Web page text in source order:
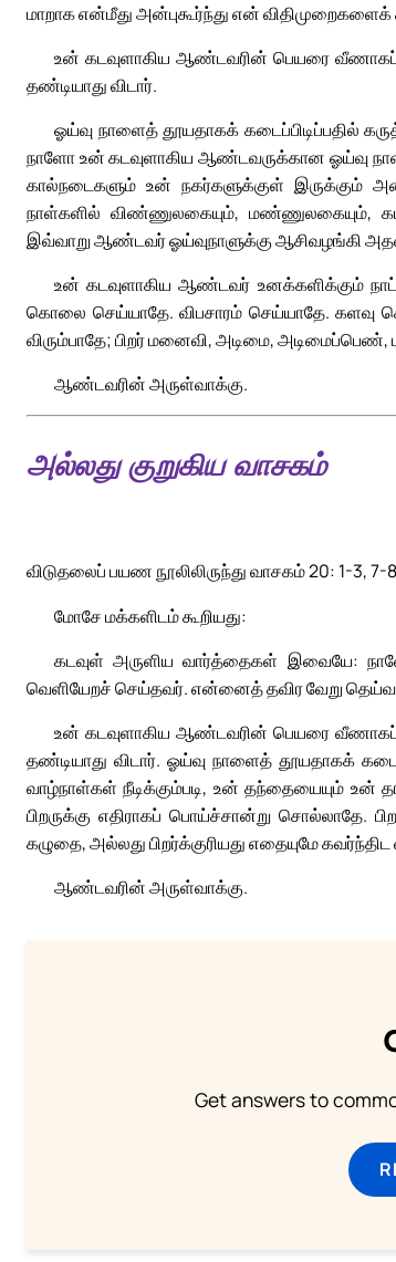
மாறாக என்மீது அன்புகூர்ந்து என் விதிமுறைகளைக்
உன் கடவுளாகிய ஆண்டவரின் பெயரை
தண்டியாது விடார்.
ஓய்வு நாளைத் தூயதாகக் கடைப்பிடிப்பதில்
நாளோ உன் கடவுளாகிய ஆண்டவருக்கான ஓய்வு
கால்நடைகளும் உன் நகர்களுக்குள்
நாள்களில் விண்ணுலகையும், மண்ணுலகையும்,
இவ்வாறு ஆண்டவர் ஓய்வுநாளுக்கு ஆசிவழங்கி
உன் கடவுளாகிய ஆண்டவர் உனக்களிக்கும்
கொலை செய்யாதே. விபசாரம் செய்யாதே. களவு
விரும்பாதே; பிறர் மனைவி, அடிமை, அடிமைப்பெண்,
ஆண்டவரின் அருள்வாக்கு.
அல்லது குறுகிய வாசகம்
விடுதலைப் பயண நூலிலிருந்து வாசகம் 20: 1-3, 7-
மோசே மக்களிடம் கூறியது:
கடவுள் அருளிய வார்த்தைகள் இவையே:
வெளியேறச் செய்தவர். என்னைத் தவிர வேறு
உன் கடவுளாகிய ஆண்டவரின் பெயரை
தண்டியாது விடார். ஓய்வு நாளைத் தூயதாகக்
வாழ்நாள்கள் நீடிக்கும்படி, உன் தந்தையையும் உன்
பிறருக்கு எதிராகப் பொய்ச்சான்று சொல்லாதே.
கழுதை, அல்லது பிறர்க்குரியது எதையுமே கவர்ந்திட
ஆண்டவரின் அருள்வாக்கு.
Get answers to